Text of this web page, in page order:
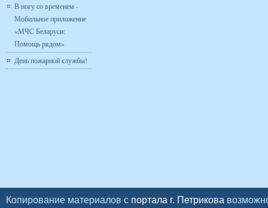
В ногу со временем -
Мобильное приложение
«МЧС Беларуси:
Помощь рядом»
День пожарной службы!
Копирование материалов с портала г. Петрикова